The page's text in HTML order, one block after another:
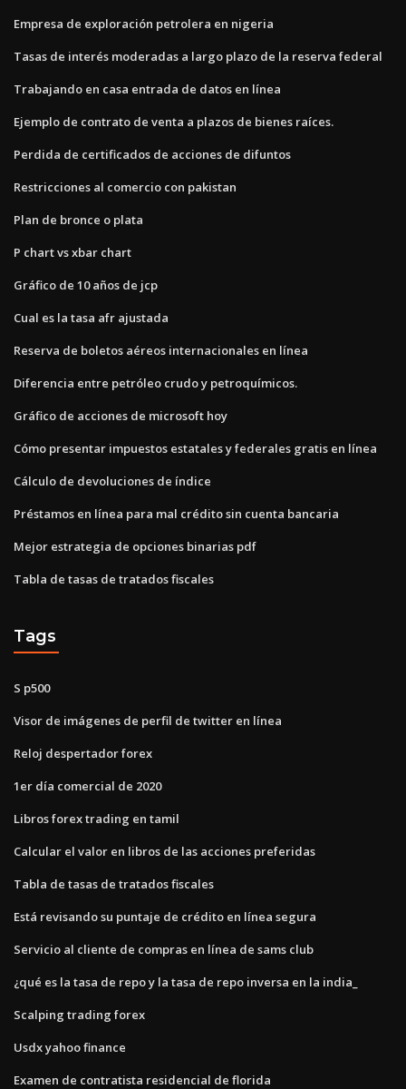
Empresa de exploración petrolera en nigeria
Tasas de interés moderadas a largo plazo de la reserva federal
Trabajando en casa entrada de datos en línea
Ejemplo de contrato de venta a plazos de bienes raíces.
Perdida de certificados de acciones de difuntos
Restricciones al comercio con pakistan
Plan de bronce o plata
P chart vs xbar chart
Gráfico de 10 años de jcp
Cual es la tasa afr ajustada
Reserva de boletos aéreos internacionales en línea
Diferencia entre petróleo crudo y petroquímicos.
Gráfico de acciones de microsoft hoy
Cómo presentar impuestos estatales y federales gratis en línea
Cálculo de devoluciones de índice
Préstamos en línea para mal crédito sin cuenta bancaria
Mejor estrategia de opciones binarias pdf
Tabla de tasas de tratados fiscales
Tags
S p500
Visor de imágenes de perfil de twitter en línea
Reloj despertador forex
1er día comercial de 2020
Libros forex trading en tamil
Calcular el valor en libros de las acciones preferidas
Tabla de tasas de tratados fiscales
Está revisando su puntaje de crédito en línea segura
Servicio al cliente de compras en línea de sams club
¿qué es la tasa de repo y la tasa de repo inversa en la india_
Scalping trading forex
Usdx yahoo finance
Examen de contratista residencial de florida